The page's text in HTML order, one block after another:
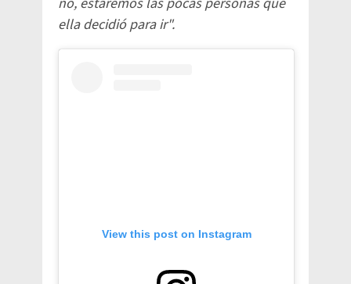
ella decidió para ir".
View this post on Instagram